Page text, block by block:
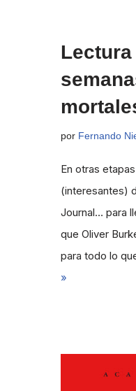
por Fernando
En otras
(interesantes)
Journal… para
que Oliver
para todo lo
»